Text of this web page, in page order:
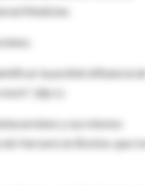
Medicine.
la posible influencia
dijo Li.
y sus mismos
de Harvard, en Boston, que